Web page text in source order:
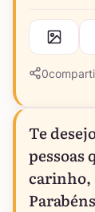
0
Te
pessoas
carinho,